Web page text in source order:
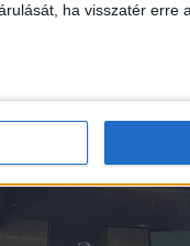
ha visszatér erre